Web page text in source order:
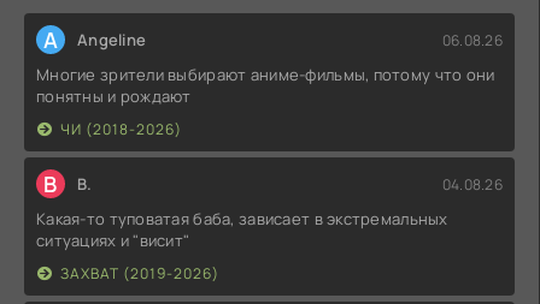
A Angeline 06.08.26
Многие зрители выбирают аниме-фильмы, потому что они
понятны и рождают
ЧИ (2018-2026)
В В. 04.08.26
Какая-то туповатая баба, зависает в экстремальных
ситуациях и "висит"
ЗАХВАТ (2019-2026)